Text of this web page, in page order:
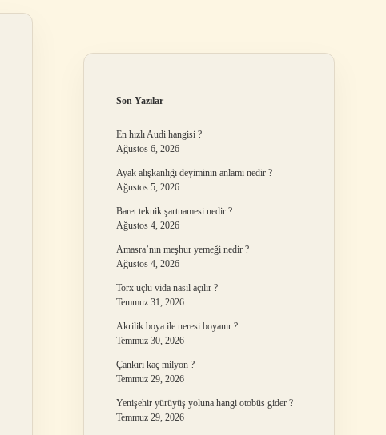
Son Yazılar
En hızlı Audi hangisi ?
Ağustos 6, 2026
Ayak alışkanlığı deyiminin anlamı nedir ?
Ağustos 5, 2026
Baret teknik şartnamesi nedir ?
Ağustos 4, 2026
Amasra’nın meşhur yemeği nedir ?
Ağustos 4, 2026
Torx uçlu vida nasıl açılır ?
Temmuz 31, 2026
Akrilik boya ile neresi boyanır ?
Temmuz 30, 2026
Çankırı kaç milyon ?
Temmuz 29, 2026
Yenişehir yürüyüş yoluna hangi otobüs gider ?
Temmuz 29, 2026